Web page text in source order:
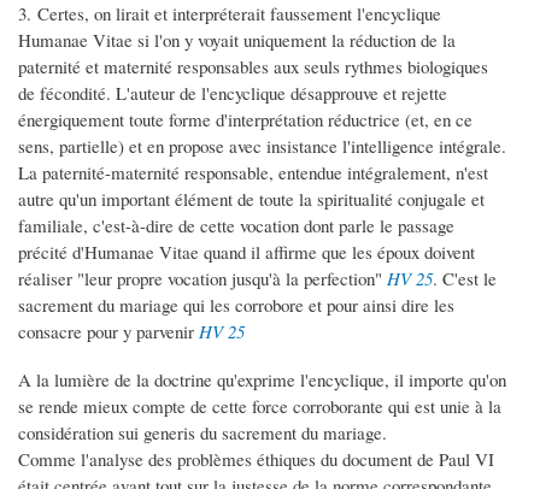
3. Certes, on lirait et interpréterait faussement l'encyclique
Humanae Vitae si l'on y voyait uniquement la réduction de la
paternité et maternité responsables aux seuls rythmes biologiques
de fécondité. L'auteur de l'encyclique désapprouve et rejette
énergiquement toute forme d'interprétation réductrice (et, en ce
sens, partielle) et en propose avec insistance l'intelligence intégrale.
La paternité-maternité responsable, entendue intégralement, n'est
autre qu'un important élément de toute la spiritualité conjugale et
familiale, c'est-à-dire de cette vocation dont parle le passage
précité d'Humanae Vitae quand il affirme que les époux doivent
réaliser "leur propre vocation jusqu'à la perfection" HV 25. C'est le
sacrement du mariage qui les corrobore et pour ainsi dire les
consacre pour y parvenir HV 25
A la lumière de la doctrine qu'exprime l'encyclique, il importe qu'on
se rende mieux compte de cette force corroborante qui est unie à la
considération sui generis du sacrement du mariage.
Comme l'analyse des problèmes éthiques du document de Paul VI